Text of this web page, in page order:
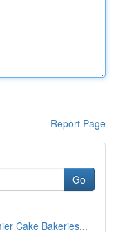
Report Page
Go
Cake Bakeries...